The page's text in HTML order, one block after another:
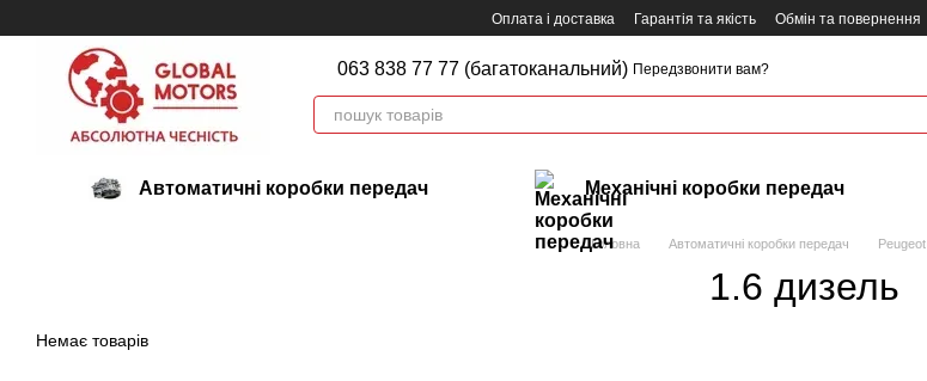
Оплата і доставка Гарантія та якість Обмін та повернення
063 838 77 77 (багатоканальний) Передзвонити вам?
Автоматичні коробки передач Механічні коробки передач
Головна Автоматичні коробки передач Peugeot
1.6 дизель
Немає товарів